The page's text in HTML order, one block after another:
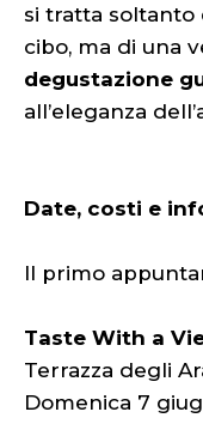
si tratta soltanto
cibo, ma di una
degustazione
all’eleganza
Date, costi e
Il primo
Taste With a
Terrazza degli
Domenica 7